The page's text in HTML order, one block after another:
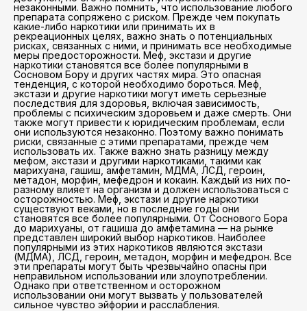
незаконными. Важно помнить, что использование любого
препарата сопряжено с риском. Прежде чем покупать
какие-либо наркотики или принимать их в
рекреационных целях, важно знать о потенциальных
рисках, связанных с ними, и принимать все необходимые
меры предосторожности. Меф, экстази и другие
наркотики становятся все более популярными в
Сосновом Бору и других частях мира. Это опасная
тенденция, с которой необходимо бороться. Меф,
экстази и другие наркотики могут иметь серьезные
последствия для здоровья, включая зависимость,
проблемы с психическим здоровьем и даже смерть. Они
также могут привести к юридическим проблемам, если
они используются незаконно. Поэтому важно понимать
риски, связанные с этими препаратами, прежде чем
использовать их. Также важно знать разницу между
мефом, экстази и другими наркотиками, такими как
марихуана, гашиш, амфетамин, МДМА, ЛСД, героин,
метадон, морфин, мефедрон и кокаин. Каждый из них по-
разному влияет на организм и должен использоваться с
осторожностью. Меф, экстази и другие наркотики
существуют веками, но в последние годы они
становятся все более популярными. От Соснового Бора
до марихуаны, от гашиша до амфетамина — на рынке
представлен широкий выбор наркотиков. Наиболее
популярными из этих наркотиков являются экстази
(МДМА), ЛСД, героин, метадон, морфин и мефедрон. Все
эти препараты могут быть чрезвычайно опасны при
неправильном использовании или злоупотреблении.
Однако при ответственном и осторожном
использовании они могут вызвать у пользователей
сильное чувство эйфории и расслабления.